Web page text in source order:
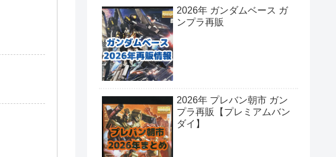
2026年 ガンダムベース ガ
ンプラ再販
2026年 プレバン朝市 ガン
プラ再販【プレミアムバン
ダイ】